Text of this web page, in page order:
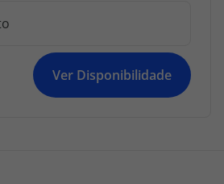
Ver Disponibilidade